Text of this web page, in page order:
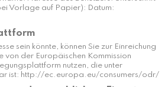
Vorlage auf Papier): Datum:
sein könnte, können Sie zur Einreichung
von der Europäischen Kommission
nutzen, die unter
ist: http://ec.europa.eu/consumers/odr/